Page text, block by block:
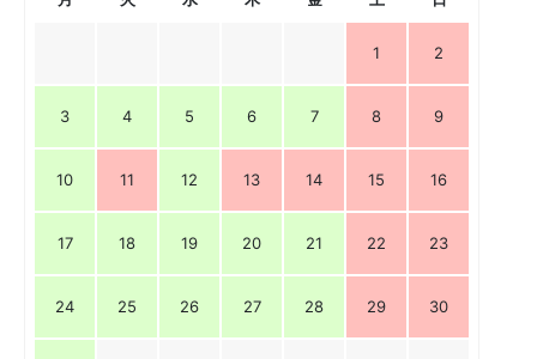
1 2
3 4 5 6 7 8 9
10 11 12 13 14 15 16
17 18 19 20 21 22 23
24 25 26 27 28 29 30